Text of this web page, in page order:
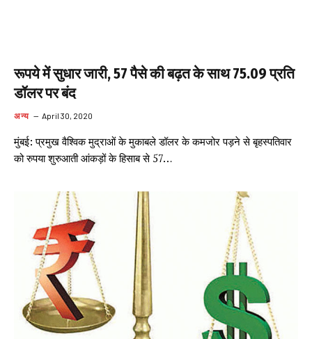
रूपये में सुधार जारी, 57 पैसे की बढ़त के साथ 75.09 प्रति
डॉलर पर बंद
अन्य April 30, 2020
मुंबई: प्रमुख वैश्विक मुद्राओं के मुकाबले डॉलर के कमजोर पड़ने से बृहस्पतिवार
को रुपया शुरुआती आंकड़ों के हिसाब से 57…